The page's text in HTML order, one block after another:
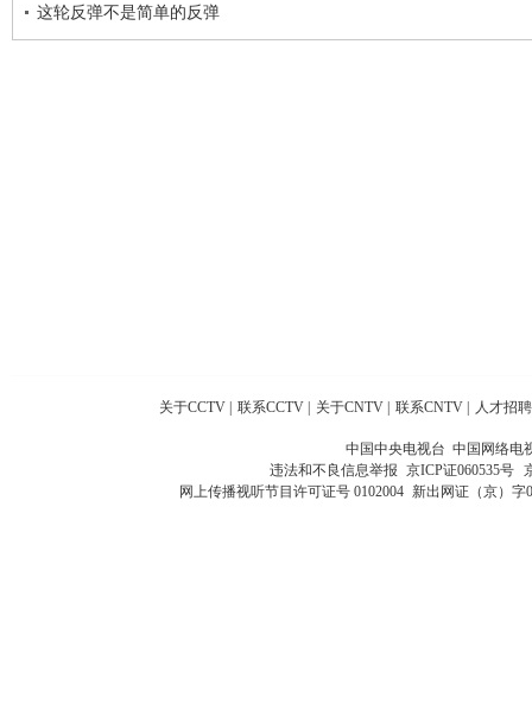
这轮反弹不是简单的反弹
关于CCTV 联系CCTV 关于CNTV 联系CNTV 人才招聘
中国中央电视台 中国网络电
违法和不良信息举报 京ICP证060535号
网上传播视听节目许可证号 0102004 新出网证（京）